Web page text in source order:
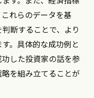
ンション投資の地
ぶ投資戦略
アプローチの違い
のタイミング
れらのデータを基
断することで、より
。具体的な成功例と
した投資家の話を参
を組み立てることが